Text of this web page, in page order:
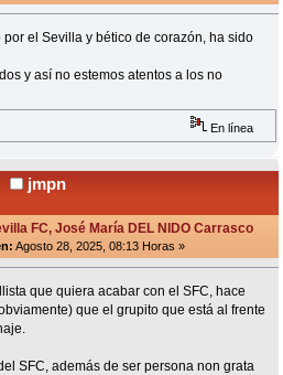
el Sevilla y bético de corazón, ha sido
y así no estemos atentos a los no
En línea
jmpn
FC, José María DEL NIDO Carrasco
Agosto 28, 2025, 08:13 Horas »
que quiera acabar con el SFC, hace
que el grupito que está al frente
SFC, además de ser persona non grata